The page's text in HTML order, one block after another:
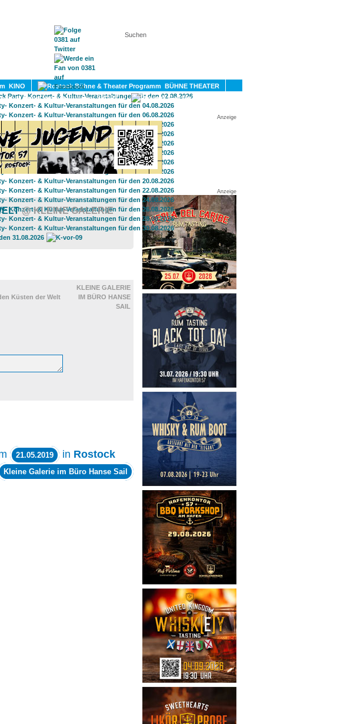
KONTAKT
KINO
BÜHNE THEATER
SPORT
Anzeige
Anzeige
@ KLEINE GALERIE
KLEINE GALERIE
IM BÜRO HANSE
SAIL
21.05.2019 in Rostock
Kleine Galerie im Büro Hanse Sail